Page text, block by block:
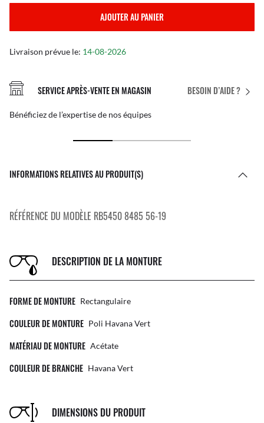
AJOUTER AU PANIER
Livraison prévue le: 14-08-2026
BESOIN D’AIDE ?
SERVICE APRÈS-VENTE EN MAGASIN
Bénéficiez de l’expertise de nos équipes
INFORMATIONS RELATIVES AU PRODUIT(S)
RÉFÉRENCE DU MODÈLE RB5450 8485 56-19
DESCRIPTION DE LA MONTURE
FORME DE MONTURE Rectangulaire
COULEUR DE MONTURE Poli Havana Vert
MATÉRIAU DE MONTURE Acétate
COULEUR DE BRANCHE Havana Vert
DIMENSIONS DU PRODUIT